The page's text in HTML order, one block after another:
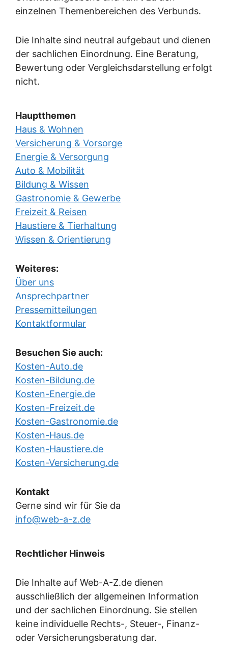
einzelnen Themenbereichen des Verbunds.
Die Inhalte sind neutral aufgebaut und dienen
der sachlichen Einordnung. Eine Beratung,
Bewertung oder Vergleichsdarstellung erfolgt
nicht.
Hauptthemen
Haus & Wohnen
Versicherung & Vorsorge
Energie & Versorgung
Auto & Mobilität
Bildung & Wissen
Gastronomie & Gewerbe
Freizeit & Reisen
Haustiere & Tierhaltung
Wissen & Orientierung
Weiteres:
Über uns
Ansprechpartner
Pressemitteilungen
Kontaktformular
Besuchen Sie auch:
Kosten-Auto.de
Kosten-Bildung.de
Kosten-Energie.de
Kosten-Freizeit.de
Kosten-Gastronomie.de
Kosten-Haus.de
Kosten-Haustiere.de
Kosten-Versicherung.de
Kontakt
Gerne sind wir für Sie da
info@web-a-z.de
Rechtlicher Hinweis
Die Inhalte auf Web-A-Z.de dienen
ausschließlich der allgemeinen Information
und der sachlichen Einordnung. Sie stellen
keine individuelle Rechts-, Steuer-, Finanz-
oder Versicherungsberatung dar.